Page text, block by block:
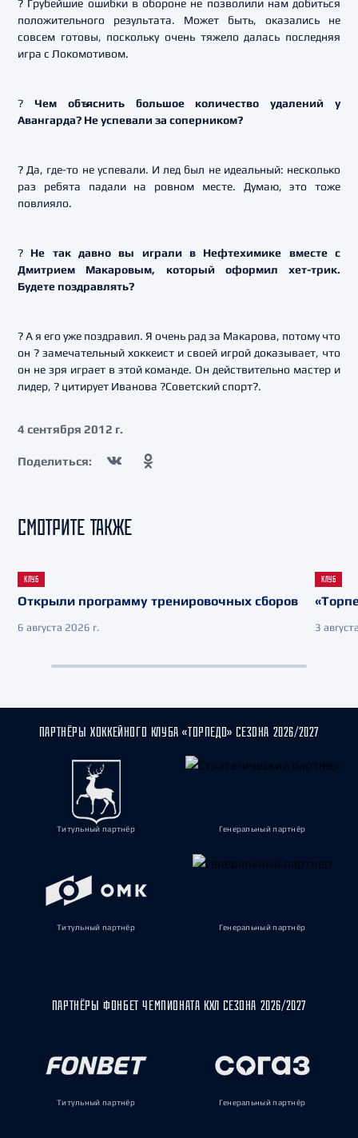
? Грубейшие ошибки в обороне не позволили нам добиться
положительного результата. Может быть, оказались не
совсем готовы, поскольку очень тяжело далась последняя
игра с Локомотивом.
? Чем объяснить большое количество удалений у
Авангарда? Не успевали за соперником?
? Да, где-то не успевали. И лед был не идеальный: несколько
раз ребята падали на ровном месте. Думаю, это тоже
повлияло.
? Не так давно вы играли в Нефтехимике вместе с
Дмитрием Макаровым, который оформил хет-трик.
Будете поздравлять?
? А я его уже поздравил. Я очень рад за Макарова, потому что
он ? замечательный хоккеист и своей игрой доказывает, что
он не зря играет в этой команде. Он действительно мастер и
лидер, ? цитирует Иванова ?Советский спорт?.
4 сентября 2012 г.
Поделиться:
СМОТРИТЕ ТАКЖЕ
КЛУБ
Открыли программу тренировочных сборов
6 августа 2026 г.
КЛУБ
3
ПАРТНЁРЫ ХОККЕЙНОГО КЛУБА «ТОРПЕДО» СЕЗОНА 2026/2027
Титульный партнёр Генеральный партнёр
Титульный партнёр Генеральный партнёр
ПАРТНЁРЫ ФОНБЕТ ЧЕМПИОНАТА КХЛ СЕЗОНА 2026/2027
Титульный партнёр Генеральный партнёр